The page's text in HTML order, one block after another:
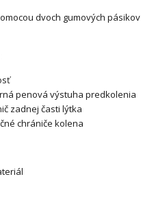
dvoch gumových pásikov
penová výstuha predkolenia
zadnej časti lýtka
chrániče kolena